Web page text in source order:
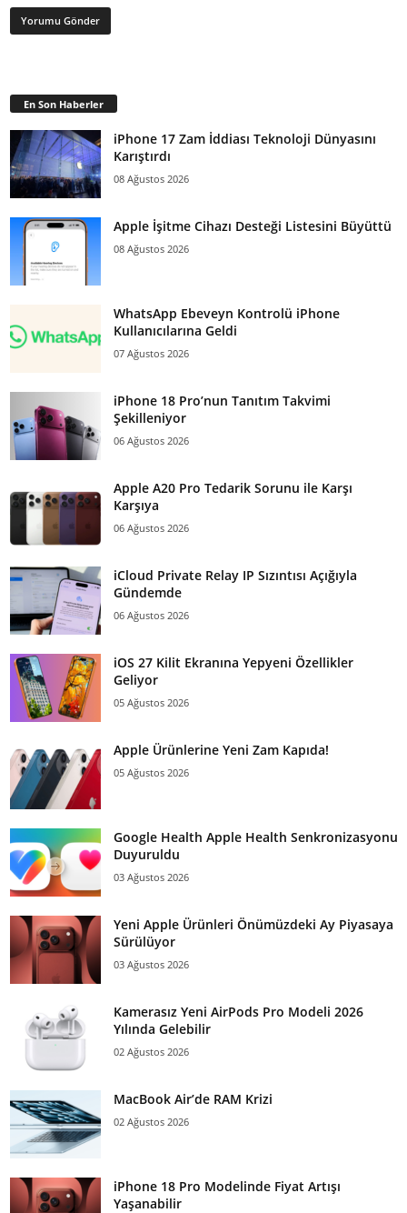
En Son Haberler
iPhone 17 Zam İddiası Teknoloji Dünyasını
Karıştırdı
08 Ağustos 2026
Apple İşitme Cihazı Desteği Listesini Büyüttü
08 Ağustos 2026
WhatsApp Ebeveyn Kontrolü iPhone
Kullanıcılarına Geldi
07 Ağustos 2026
iPhone 18 Pro’nun Tanıtım Takvimi
Şekilleniyor
06 Ağustos 2026
Apple A20 Pro Tedarik Sorunu ile Karşı
Karşıya
06 Ağustos 2026
iCloud Private Relay IP Sızıntısı Açığıyla
Gündemde
06 Ağustos 2026
iOS 27 Kilit Ekranına Yepyeni Özellikler
Geliyor
05 Ağustos 2026
Apple Ürünlerine Yeni Zam Kapıda!
05 Ağustos 2026
Google Health Apple Health Senkronizasyonu
Duyuruldu
03 Ağustos 2026
Yeni Apple Ürünleri Önümüzdeki Ay Piyasaya
Sürülüyor
03 Ağustos 2026
Kamerasız Yeni AirPods Pro Modeli 2026
Yılında Gelebilir
02 Ağustos 2026
MacBook Air’de RAM Krizi
02 Ağustos 2026
iPhone 18 Pro Modelinde Fiyat Artışı
Yaşanabilir